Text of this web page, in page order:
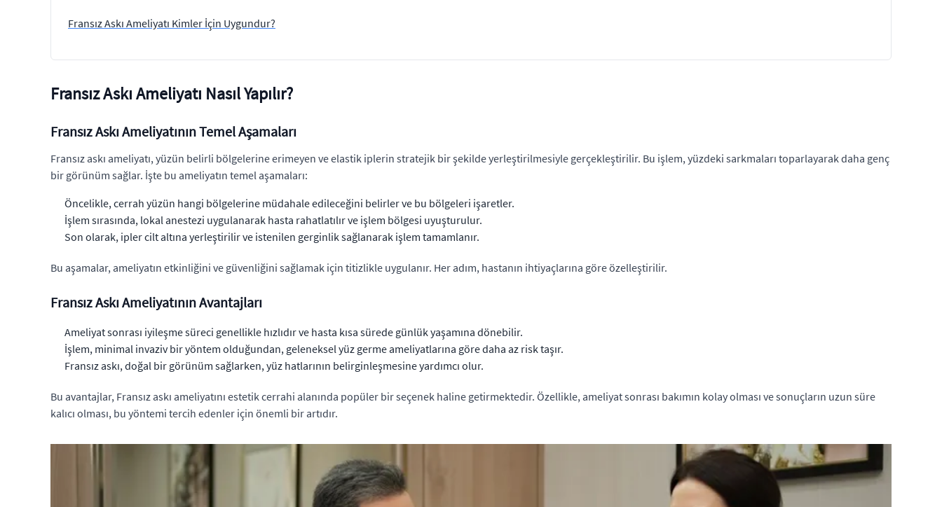
Fransız Askı Ameliyatı Kimler İçin Uygundur?
Fransız Askı Ameliyatı Nasıl Yapılır?
Fransız Askı Ameliyatının Temel Aşamaları
Fransız askı ameliyatı, yüzün belirli bölgelerine erimeyen ve elastik iplerin stratejik bir şekilde yerleştirilmesiyle gerçekleştirilir. Bu işlem, yüzdeki sarkmaları toparlayarak daha genç
bir görünüm sağlar. İşte bu ameliyatın temel aşamaları:
Öncelikle, cerrah yüzün hangi bölgelerine müdahale edileceğini belirler ve bu bölgeleri işaretler.
İşlem sırasında, lokal anestezi uygulanarak hasta rahatlatılır ve işlem bölgesi uyuşturulur.
Son olarak, ipler cilt altına yerleştirilir ve istenilen gerginlik sağlanarak işlem tamamlanır.
Bu aşamalar, ameliyatın etkinliğini ve güvenliğini sağlamak için titizlikle uygulanır. Her adım, hastanın ihtiyaçlarına göre özelleştirilir.
Fransız Askı Ameliyatının Avantajları
Ameliyat sonrası iyileşme süreci genellikle hızlıdır ve hasta kısa sürede günlük yaşamına dönebilir.
İşlem, minimal invaziv bir yöntem olduğundan, geleneksel yüz germe ameliyatlarına göre daha az risk taşır.
Fransız askı, doğal bir görünüm sağlarken, yüz hatlarının belirginleşmesine yardımcı olur.
Bu avantajlar, Fransız askı ameliyatını estetik cerrahi alanında popüler bir seçenek haline getirmektedir. Özellikle, ameliyat sonrası bakımın kolay olması ve sonuçların uzun süre
kalıcı olması, bu yöntemi tercih edenler için önemli bir artıdır.